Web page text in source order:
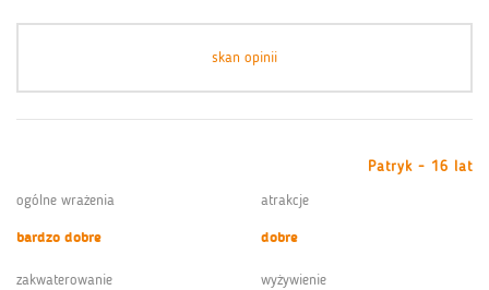
skan opinii
Patryk - 16 lat
ogólne wrażenia
bardzo dobre
atrakcje
dobre
zakwaterowanie
wyżywienie